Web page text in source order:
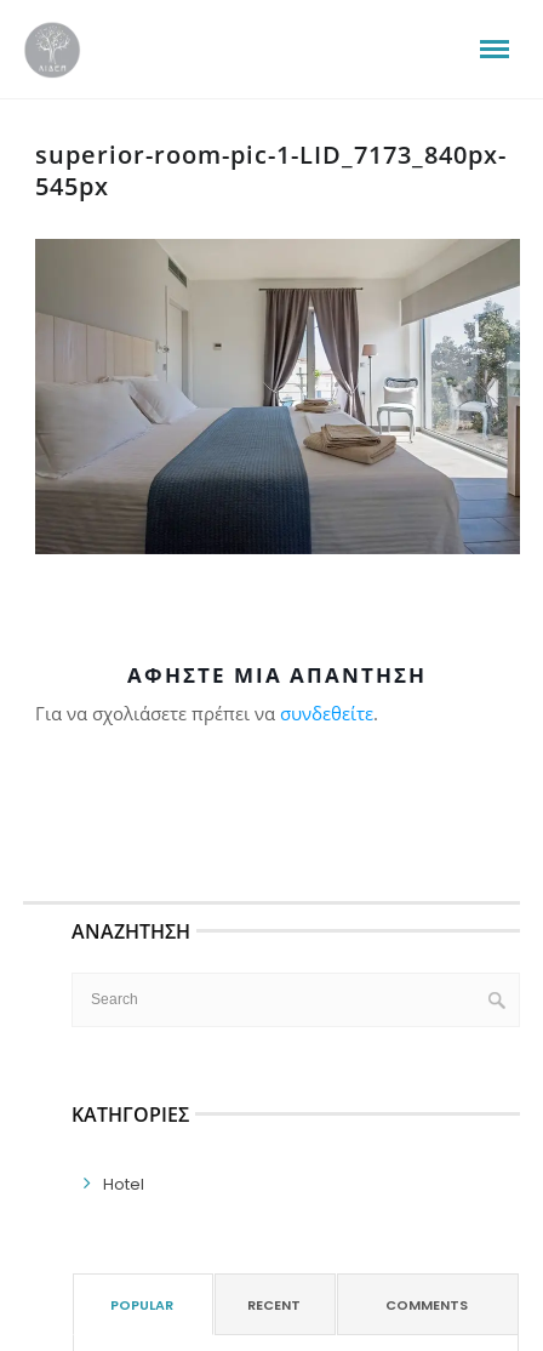
superior-room-pic-1-LID_7173_840px-
545px
ΑΦΉΣΤΕ ΜΙΑ ΑΠΆΝΤΗΣΗ
Για να σχολιάσετε πρέπει να συνδεθείτε.
ΑΝΑΖΉΤΗΣΗ
ΚΑΤΗΓΟΡΊΕΣ
Hotel
POPULAR RECENT COMMENTS